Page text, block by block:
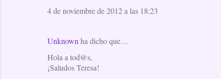
4 de noviembre de 2012 a las 18:23
Unknown ha dicho que…
Hola a tod@s,
¡Saludos Teresa!